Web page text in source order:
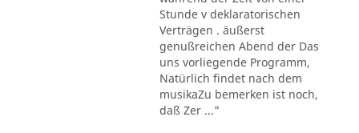
Stunde v deklaratorischen
Verträgen . äußerst
genußreichen Abend der Das
uns vorliegende Programm,
Natürlich findet nach dem
musikaZu bemerken ist noch,
daß Zer ..."